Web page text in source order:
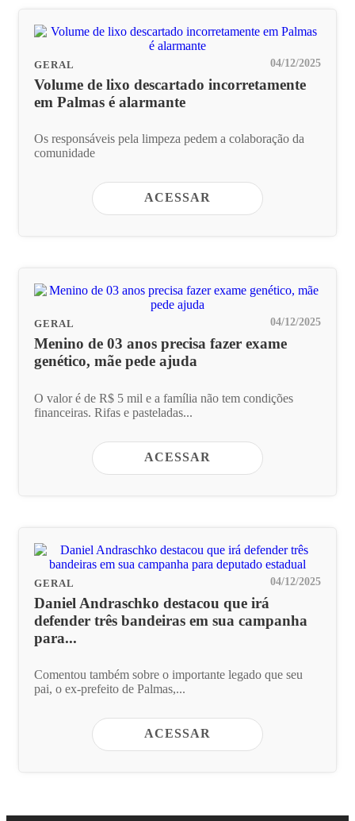
GERAL 04/12/2025
Volume de lixo descartado incorretamente
em Palmas é alarmante
Os responsáveis pela limpeza pedem a colaboração da
comunidade
ACESSAR
GERAL 04/12/2025
Menino de 03 anos precisa fazer exame
genético, mãe pede ajuda
O valor é de R$ 5 mil e a família não tem condições
financeiras. Rifas e pasteladas...
ACESSAR
GERAL 04/12/2025
Daniel Andraschko destacou que irá
defender três bandeiras em sua campanha
para...
Comentou também sobre o importante legado que seu
pai, o ex-prefeito de Palmas,...
ACESSAR